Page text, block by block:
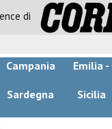
di
Campania
Emilia -
Sardegna
Sicilia